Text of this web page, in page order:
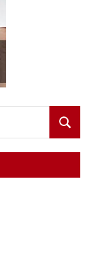
Buscar